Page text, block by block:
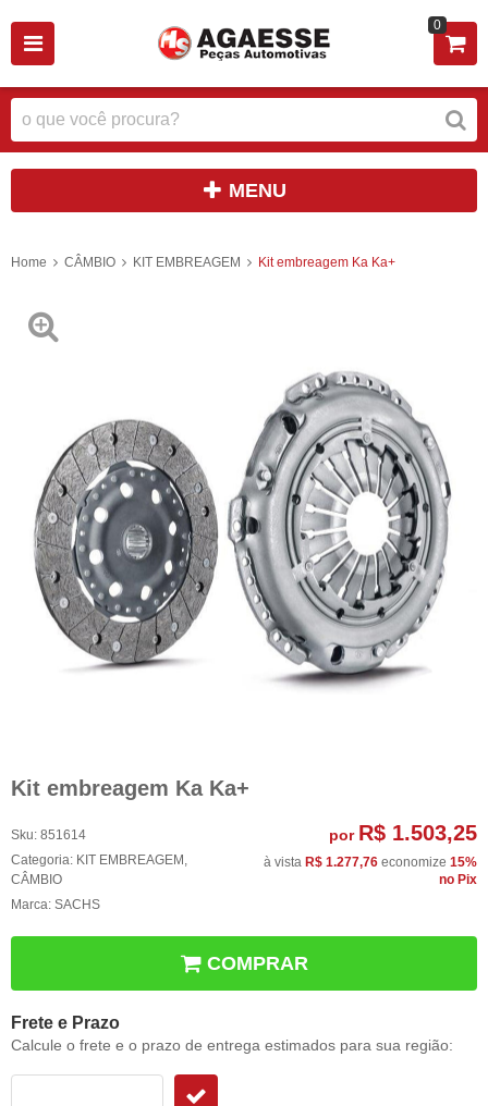
0
MENU
Home CÂMBIO KIT EMBREAGEM Kit embreagem Ka Ka+
Kit embreagem Ka Ka+
Sku: 851614
Categoria: KIT EMBREAGEM ,
CÂMBIO
Marca: SACHS
por R$ 1.503,25
à vista R$ 1.277,76 economize 15%
no Pix
COMPRAR
Frete e Prazo
Calcule o frete e o prazo de entrega estimados para sua região: